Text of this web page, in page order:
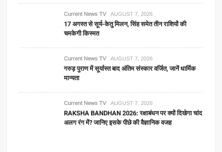
Current News TV AUGUST 7, 2026
17 अगस्त से सूर्य-केतु मिलन, सिंह समेत तीन राशियों की
चमकेगी किस्मत
Current News TV AUGUST 7, 2026
गरुड़ पुराण में सूर्यास्त बाद अंतिम संस्कार वर्जित, जानें धार्मिक
मान्यता
Current News TV AUGUST 7, 2026
RAKSHA BANDHAN 2026: रक्षाबंधन पर क्यों दिखेगा चांद
अलग रंग में? जानिए इसके पीछे की वैज्ञानिक वजह